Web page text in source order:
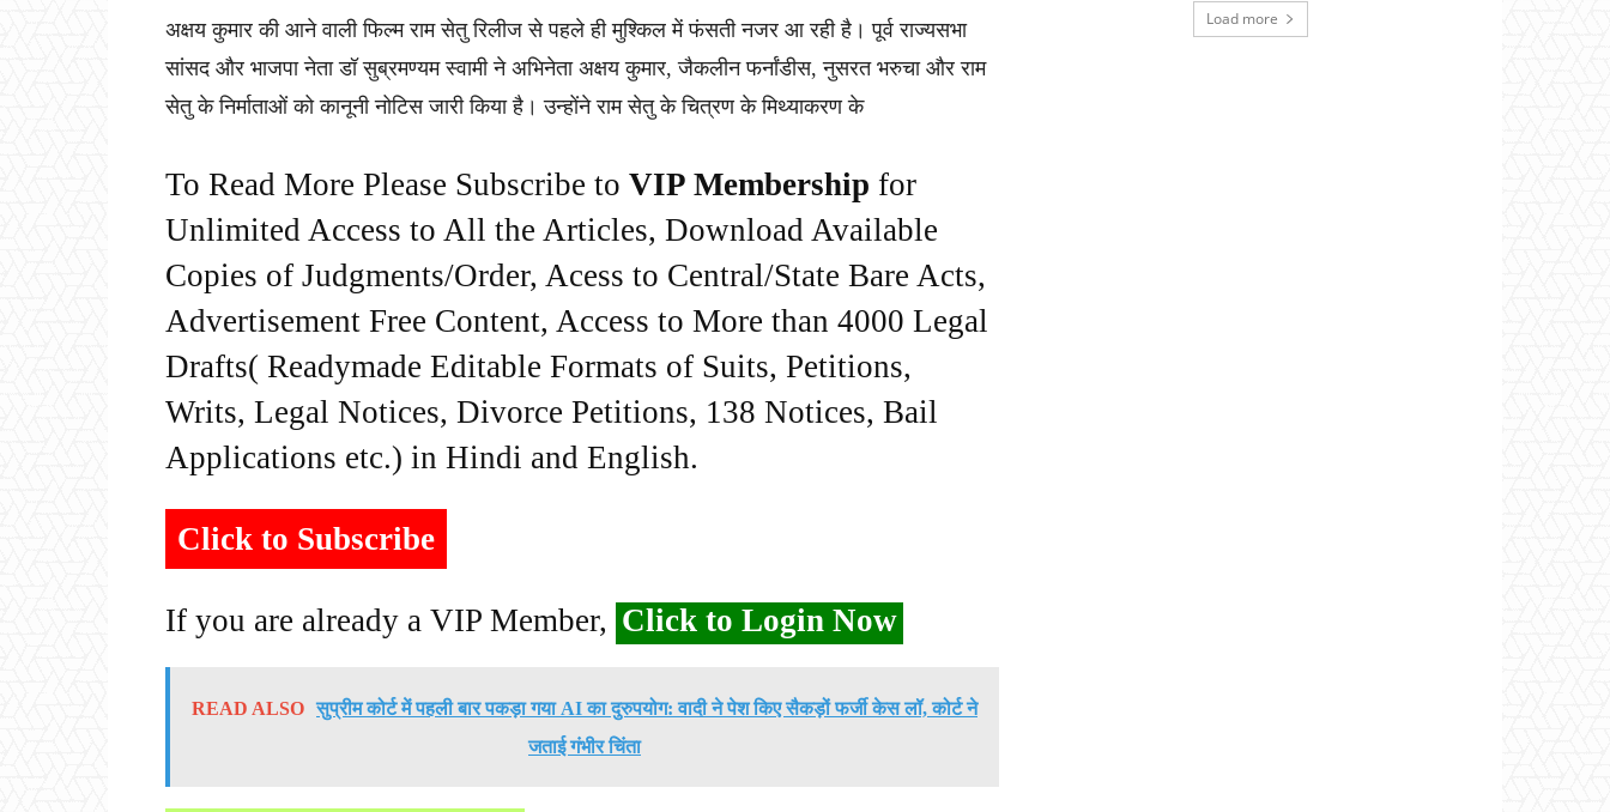
अक्षय कुमार की आने वाली फिल्म राम सेतु रिलीज से पहले ही मुश्किल में फंसती नजर आ रही है। पूर्व राज्यसभा
सांसद और भाजपा नेता डॉ सुब्रमण्यम स्वामी ने अभिनेता अक्षय कुमार, जैकलीन फर्नांडीस, नुसरत भरुचा और राम
सेतु के निर्माताओं को कानूनी नोटिस जारी किया है। उन्होंने राम सेतु के चित्रण के मिथ्याकरण के
To Read More Please Subscribe to VIP Membership for
Unlimited Access to All the Articles, Download Available
Copies of Judgments/Order, Acess to Central/State Bare Acts,
Advertisement Free Content, Access to More than 4000 Legal
Drafts( Readymade Editable Formats of Suits, Petitions,
Writs, Legal Notices, Divorce Petitions, 138 Notices, Bail
Applications etc.) in Hindi and English.
Click to Subscribe
If you are already a VIP Member, Click to Login Now
READ ALSO सुप्रीम कोर्ट में पहली बार पकड़ा गया AI का दुरुपयोग: वादी ने पेश किए सैकड़ों फर्जी केस लॉ, कोर्ट ने
जताई गंभीर चिंता
Load more